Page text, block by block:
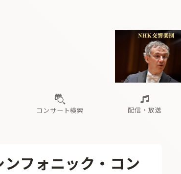
ーケストラコンサート
過去の特集
コンサート検索 配信・放送
Aからの眺望
フォニック・コン